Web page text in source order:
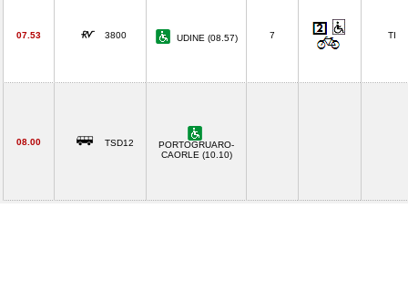
07.53 3800 UDINE (08.57) 7 TI
08.00 TSD12
PORTOGRUARO-
CAORLE (10.10)